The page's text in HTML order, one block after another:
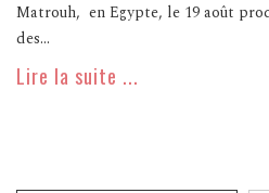
Matrouh, en Egypte, le 19 août
des...
Lire la suite ...